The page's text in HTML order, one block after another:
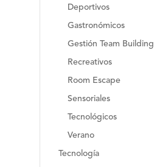
Deportivos
Gastronómicos
Gestión Team Building
Recreativos
Room Escape
Sensoriales
Tecnológicos
Verano
Tecnología